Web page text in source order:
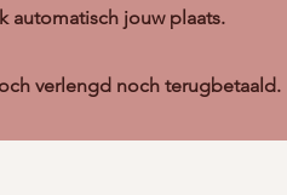
automatisch jouw plaats.
verlengd noch terugbetaald.